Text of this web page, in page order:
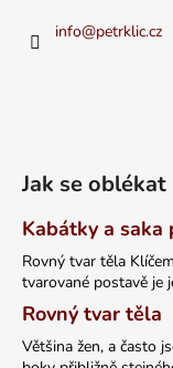
info@petrklic.cz
Jak se
Kabátky a
Rovný tvar těla
tvarované postavě je
Rovný tvar těla
Většina žen, a často